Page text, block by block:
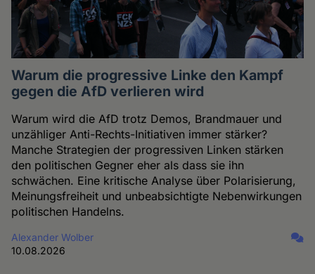
Warum die progressive Linke den Kampf
gegen die AfD verlieren wird
Warum wird die AfD trotz Demos, Brandmauer und
unzähliger Anti-Rechts-Initiativen immer stärker?
Manche Strategien der progressiven Linken stärken
den politischen Gegner eher als dass sie ihn
schwächen. Eine kritische Analyse über Polarisierung,
Meinungsfreiheit und unbeabsichtigte Nebenwirkungen
politischen Handelns.
Alexander Wolber
10.08.2026